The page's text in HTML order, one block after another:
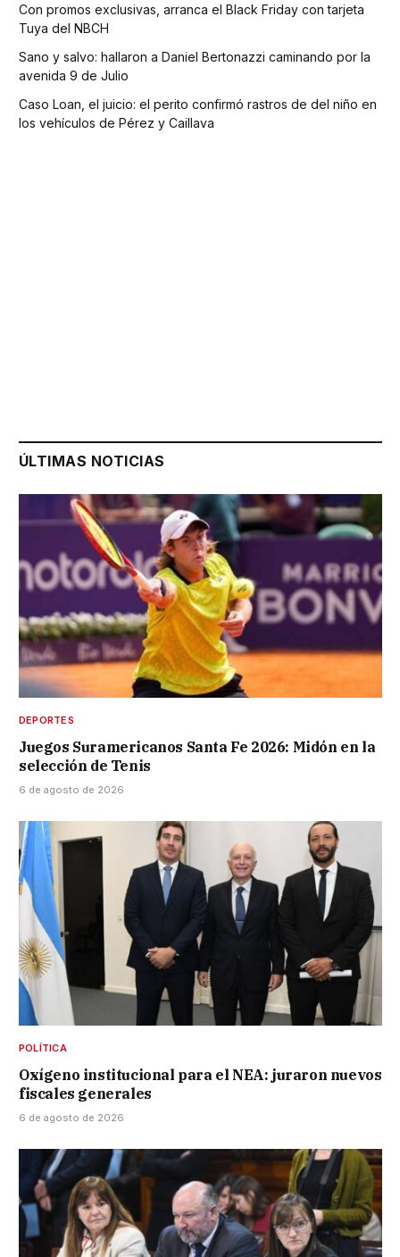
Con promos exclusivas, arranca el Black Friday con tarjeta
Tuya del NBCH
Sano y salvo: hallaron a Daniel Bertonazzi caminando por la
avenida 9 de Julio
Caso Loan, el juicio: el perito confirmó rastros de del niño en
los vehículos de Pérez y Caillava
ÚLTIMAS NOTICIAS
DEPORTES
Juegos Suramericanos Santa Fe 2026: Midón en la
selección de Tenis
6 de agosto de 2026
POLÍTICA
Oxígeno institucional para el NEA: juraron nuevos
fiscales generales
6 de agosto de 2026